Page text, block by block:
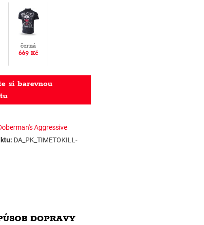
černá
669 Kč
si barevnou
Aggressive
DA_PK_TIMETOKILL-
DOPRAVY